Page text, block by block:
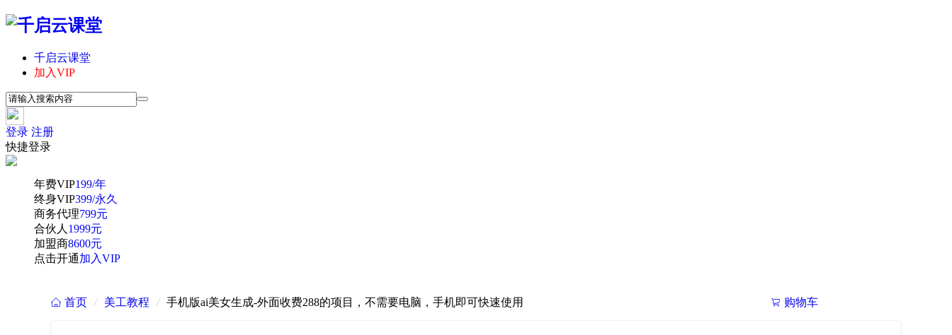
千启云课堂
加入VIP
登录 注册
快捷登录
年费VIP199/年
终身VIP399/永久
商务代理799元
合伙人 1999元
加盟商8600元
点击开通加入VIP
 购物车
 首页 / 美工教程 / 手机版ai美女生成-外面收费288的项目，不需要电脑，手机即可快速使用